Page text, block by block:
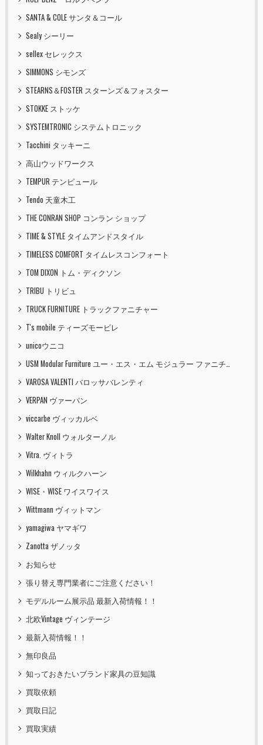
SANTA & COLE サンタ＆コール
Sealy シーリー
sellex セレックス
SIMMONS シモンズ
STEARNS＆FOSTER スターンズ＆フォスター
STOKKE ストッケ
SYSTEMTRONIC システムトロニック
Tacchini タッキーニ
高山ウッドワークス
TEMPUR テンピュール
Tendo 天童木工
THE CONRAN SHOP コンラン ショップ
TIME & STYLE タイムアンドスタイル
TIMELESS COMFORT タイムレスコンフォート
TOM DIXON トム・ディクソン
TRIBU トリビュ
TRUCK FURNITURE トラックファニチャー
T's mobile ティーズモービレ
unicoウニコ
USM Modular Furniture ユー・エス・エム モジュラー ファニチャー
VAROSA VALENTI バロッサバレンティ
VERPAN ヴァーパン
viccarbe ヴィッカルベ
Walter Knoll ウォルターノル
Vitra. ヴィトラ
Wilkhahn ウィルクハーン
WISE・WISE ワイスワイス
Wittmann ヴィットマン
yamagiwa ヤマギワ
Zanotta ザノッタ
お知らせ
張り替え専門業者にご注意ください！
モデルルーム展示品 最新入荷情報！！
北欧Vintage ヴィンテージ
最新入荷情報！！
無印良品
知っておきたいブランド家具の豆知識
買取依頼
買取日記
買取実績